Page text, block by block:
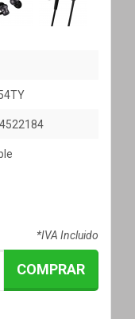
*IVA Incluido
COMPRAR